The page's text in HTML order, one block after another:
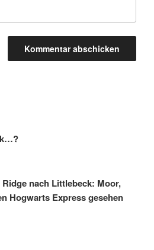
Ridge nach Littlebeck: Moor,
Hogwarts Express gesehen